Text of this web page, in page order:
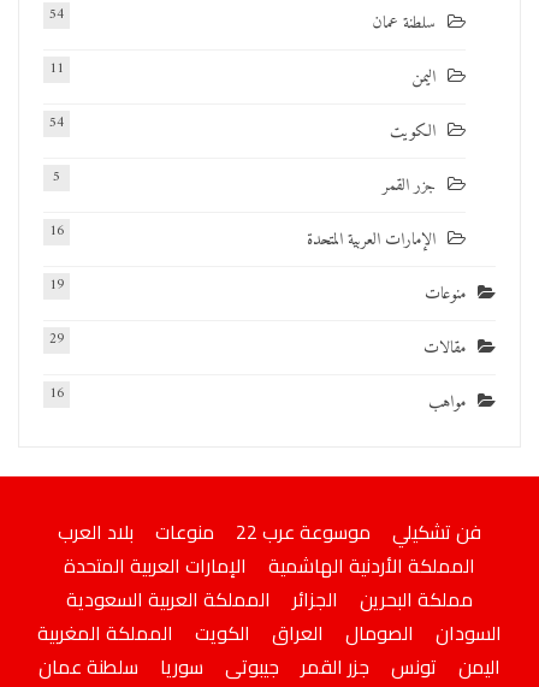
سلطنة عمان 54
اليمن 11
الكويت 54
جزر القمر 5
الإمارات العربية المتحدة 16
منوعات 19
مقالات 29
مواهب 16
فن تشكيلي موسوعة عرب 22 منوعات
بلاد العرب
المملكة الأردنية الهاشمية
الإمارات العربية المتحدة
مملكة البحرين
الجزائر
المملكة العربية السعودية
السودان
الصومال العراق الكويت
المملكة المغربية
اليمن
تونس جزر القمر جيبوتى سوريا
سلطنة عمان